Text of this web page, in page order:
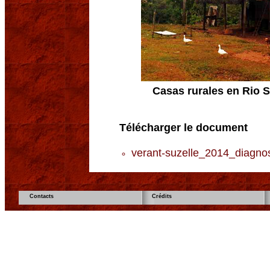
Casas rurales en Rio
Télécharger le document
verant-
Contacts Crédits